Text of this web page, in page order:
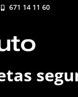
671 14 11 60